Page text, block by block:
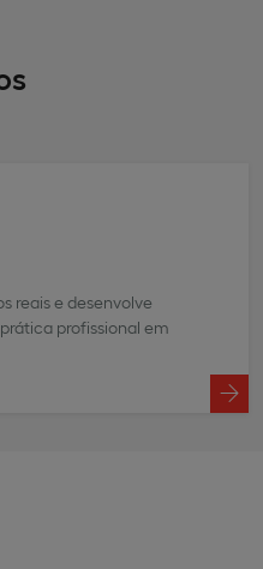
reais e desenvolve
profissional em